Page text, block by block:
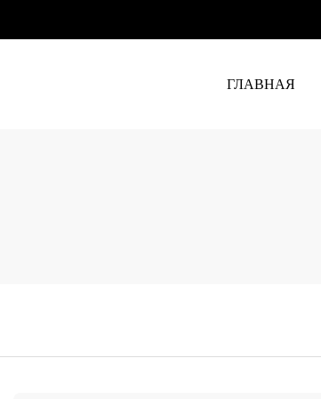
ГЛАВНАЯ